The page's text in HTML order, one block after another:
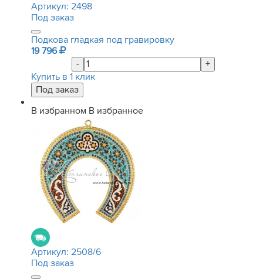
Артикул: 2498
Под заказ
Подкова гладкая под гравировку
19 796
-
+
Купить в 1 клик
В избранном В избранное
Артикул: 2508/6
Под заказ